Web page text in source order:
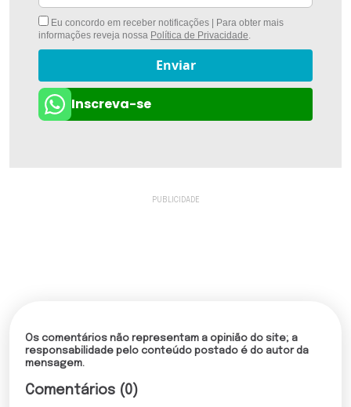
Eu concordo em receber notificações | Para obter mais
informações reveja nossa Política de Privacidade
Enviar
Inscreva-se
Os comentários não representam a opinião do site; a
responsabilidade pelo conteúdo postado é do autor da
mensagem.
Comentários (0)